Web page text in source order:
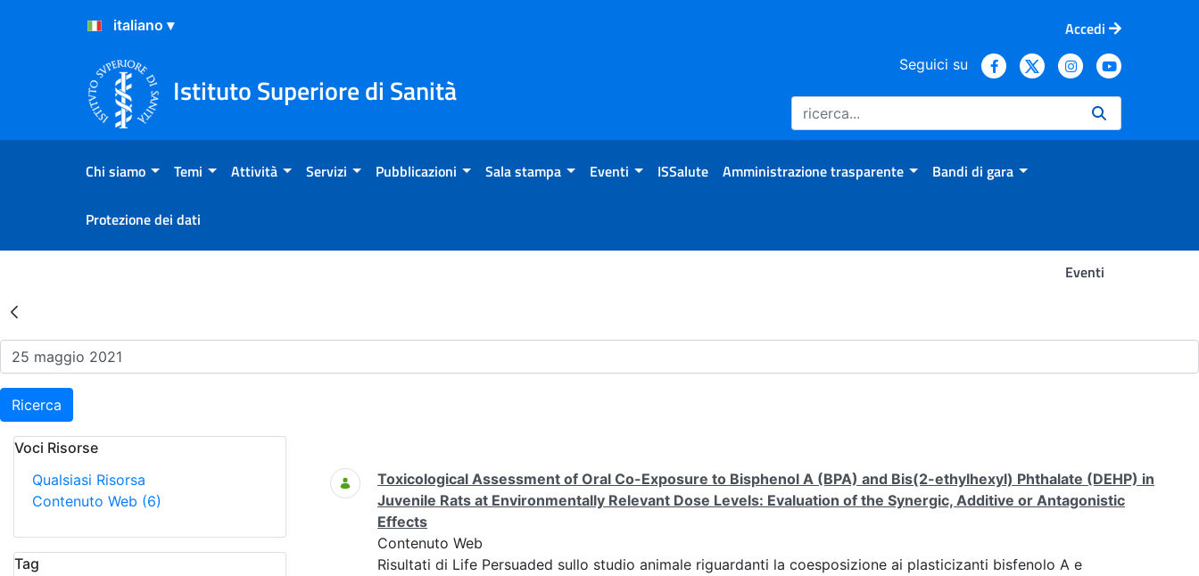
Salta al Contenuto
Salta al Footer
Accedi
Istituto Superiore di Sanità
Seguici su
Chi siamo Temi Attività Servizi Pubblicazioni Sala stampa Eventi ISSalute Amministrazione trasparente Bandi di gara
Protezione dei dati
Eventi
Risultati della Ricerca - Eventi
Ricerca
Voci Risorse
Qualsiasi Risorsa
Contenuto Web (6)
Tag
Ricerca
Toxicological Assessment of Oral Co-Exposure to Bisphenol A (BPA) and Bis(2-ethylhexyl) Phthalate (DEHP) in
Juvenile Rats at Environmentally Relevant Dose Levels: Evaluation of the Synergic, Additive or Antagonistic
Effects
Contenuto Web
Risultati di Life Persuaded sullo studio animale riguardanti la coesposizione ai plasticizanti bisfenolo A e